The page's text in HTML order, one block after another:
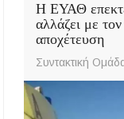
Η ΕΥΑΘ
αλλάζει με
αποχέτευση
Συντακτική